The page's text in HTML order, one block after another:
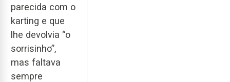
parecida com o
karting e que
lhe devolvia “o
sorrisinho”,
mas faltava
sempre